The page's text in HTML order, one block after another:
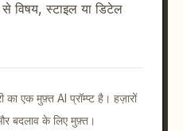
विषय, स्टाइल या डिटेल
का एक मुफ़्त AI प्रॉम्प्ट है। हज़ारों
बदलाव के लिए मुफ़्त।